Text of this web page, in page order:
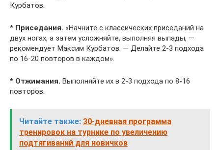
Курбатов.
* Приседания. «Начните с классических приседаний на
двух ногах, а затем усложняйте, выполняя выпады, —
рекомендует Максим Курбатов. — Делайте 2-3 подхода
по 16-20 повторов в каждом».
* Отжимания. Выполняйте их в 2-3 подхода по 8-16
повторов.
Читайте также: 30-дневная программа
тренировок на турнике по увеличению
подтягиваний для новичков